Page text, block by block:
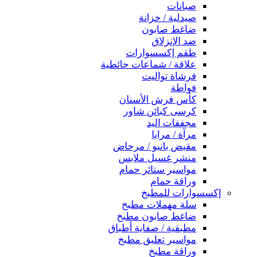
صبانات
صيدلية / خزانة
ضاغط صابون
ضد الإنزلاق
طقم إكسسوارات
علاقة / شماعات حائطية
فرشاة تواليت
فواطة
كأس فرش الأسنان
كرسى كبائن شاور
مجففات اليد
مرآة / مرايا
مقبض بانيو / مرحاض
منشر غسيل ملابس
مواسير ستائر حمام
وراقة حمام
إكسسوارات للمطبخ
سلة مهملات مطبخ
ضاغط صابون مطبخ
مطبقية / صفاية أطباق
مواسير تعليق مطبخ
وراقة مطبخ